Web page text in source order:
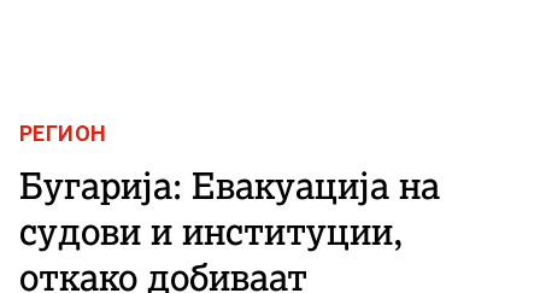
РЕГИОН
Бугарија: Евакуација на
судови и институции,
откако добиваат